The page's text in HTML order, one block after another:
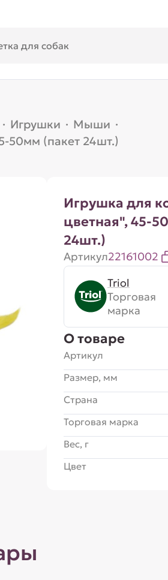
· Игрушки · Мыши ·
50мм (пакет 24шт.)
Игрушка для
цветная", 45-
24шт.)
Артикул22161002
Triol
Торговая
марка
О товаре
Артикул
Размер, мм
Страна
Торговая марка
Вес, г
Цвет